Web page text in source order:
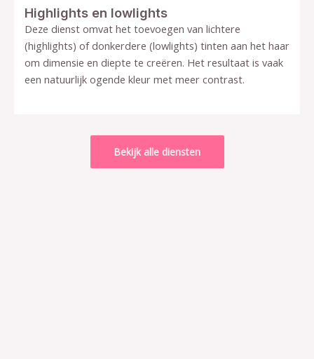
Highlights en lowlights
Deze dienst omvat het toevoegen van lichtere
(highlights) of donkerdere (lowlights) tinten aan het haar
om dimensie en diepte te creëren. Het resultaat is vaak
een natuurlijk ogende kleur met meer contrast.
Bekijk alle diensten